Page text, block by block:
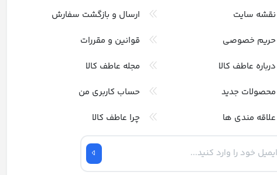
نقشه سایت
ارسال و بازگشت سفارش
حریم خصوصی
قوانین و مقررات
درباره عاطف کالا
مجله عاطف کالا
محصولات جدید
حساب کاربری من
علاقه مندی ها
چرا عاطف کالا